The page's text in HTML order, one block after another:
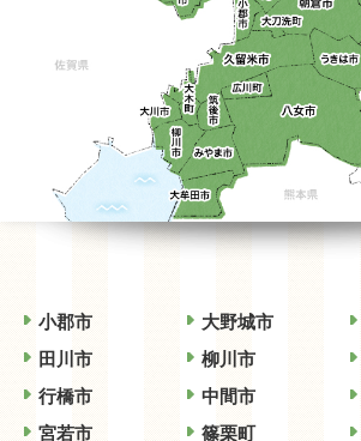
小郡市 大野城市
田川市
柳川市
行橋市
中間市
宮若市
篠栗町